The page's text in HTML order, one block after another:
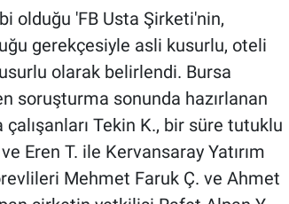
olduğu 'FB Usta Şirketi'nin,
gerekçesiyle asli kusurlu, oteli
olarak belirlendi. Bursa
soruşturma sonunda hazırlanan
Tekin K., bir süre tutuklu
Eren T. ile Kervansaray Yatırım
Mehmet Faruk Ç. ve Ahmet